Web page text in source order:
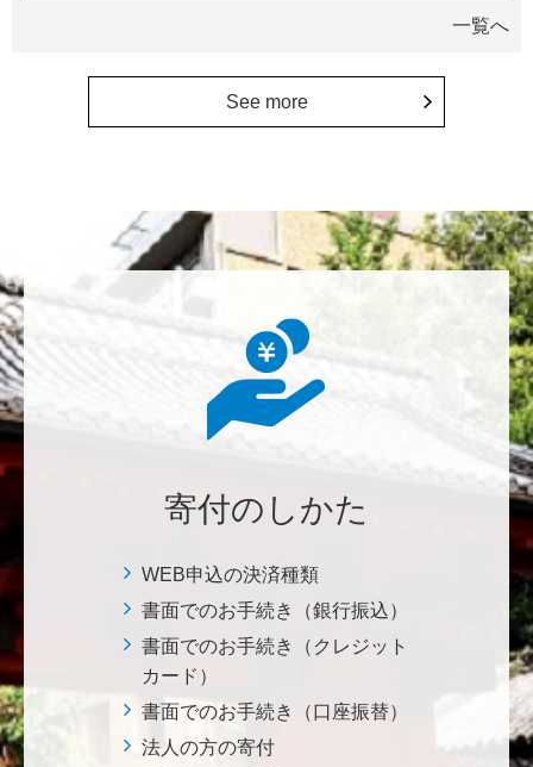
植物は、実は植物同士全世界の植物で繋がっている。
植物が未来に繋がっている。 地球や室内の空気清浄、
る。 植物、素晴らしい。 世界の学会でも、子供たち
にも、植物の素晴らしさ、凄さを伝えていってほし
美味しいお寿司、刺身、美味しい魚、美味しい日本
も未来永劫 美味しいお寿司、刺身、日本米を子供た
ち、孫たち、子々孫々へ <国際水産研究教育基金>
す。募金することにより、私自身も参加しているよう
プロジェクト>
株式会社Ｌｅｇａｌｓｃａｐｅ
当社は、IS・CSで学んだ知見を法領域に応用するとこ
ろから始まりました。この社会でますますコンピュー
タ科学の力が発揮されるよう祈念して、支援いたしま
す。 <コンピュータサイエンス教育支援基金>
一覧へ
See more
寄付のしかた
WEB申込の決済種類
書面でのお手続き（銀行振込）
書面でのお手続き（クレジット
カード）
書面でのお手続き（口座振替）
法人の方の寄付